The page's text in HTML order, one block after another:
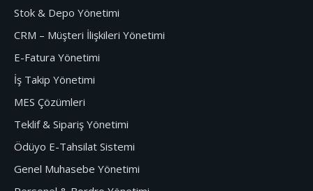
Stok & Depo Yönetimi
CRM – Müşteri İlişkileri Yönetimi
E-Fatura Yönetimi
İş Takip Yönetimi
MES Çözümleri
Teklif & Sipariş Yönetimi
Ödüyo E-Tahsilat Sistemi
Genel Muhasebe Yönetimi